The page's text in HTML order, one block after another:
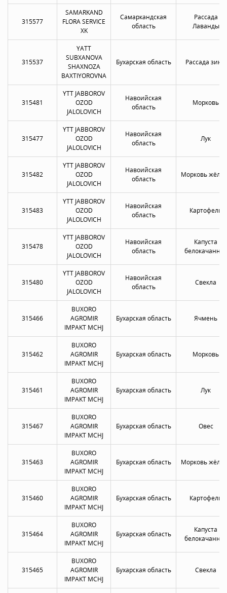
315577
SAMARKAND
FLORA SERVICE
XK
Самаркандская
область
Рассада
Лаванды
315537
YATT
SUBXANOVA
SHAXNOZA
BAXTIYOROVNA
Бухарская область Рассада зины
315481
YTT JABBOROV
OZOD
JALOLOVICH
Навоийская
область
Морковь
315477
YTT JABBOROV
OZOD
JALOLOVICH
Навоийская
область
Лук
315482
YTT JABBOROV
OZOD
JALOLOVICH
Навоийская
область
Морковь
315483
YTT JABBOROV
OZOD
JALOLOVICH
Навоийская
область
Картофель
315478
YTT JABBOROV
OZOD
JALOLOVICH
Навоийская
область
Капуста
белокачанная
315480
YTT JABBOROV
OZOD
JALOLOVICH
Навоийская
область
Свекла
315466
BUXORO
AGROMIR
IMPAKT MCHJ
Бухарская область Ячмень
315462
BUXORO
AGROMIR
IMPAKT MCHJ
Бухарская область Морковь
315461
BUXORO
AGROMIR
IMPAKT MCHJ
Бухарская область Лук
315467
BUXORO
AGROMIR
IMPAKT MCHJ
Бухарская область Овес
315463
BUXORO
AGROMIR
IMPAKT MCHJ
Бухарская область Морковь
315460
BUXORO
AGROMIR
IMPAKT MCHJ
Бухарская область Картофель
315464
BUXORO
AGROMIR
IMPAKT MCHJ
Бухарская область
Капуста
белокачанная
315465
BUXORO
AGROMIR
IMPAKT MCHJ
Бухарская область Свекла